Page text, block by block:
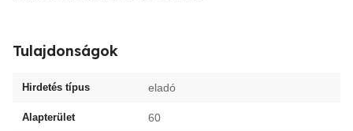
Tulajdonságok
Hirdetés típus eladó
Alapterület 60